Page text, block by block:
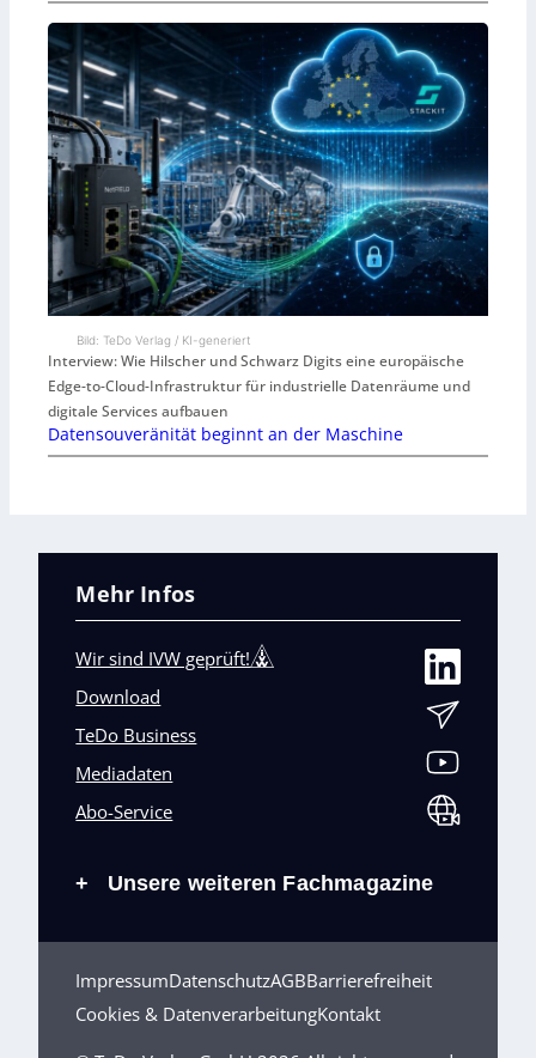
Bild: TeDo Verlag / KI-generiert
Interview: Wie Hilscher und Schwarz Digits eine europäische
Edge-to-Cloud-Infrastruktur für industrielle Datenräume und
digitale Services aufbauen
Datensouveränität beginnt an der Maschine
Mehr Infos
Wir sind IVW geprüft!
Download
TeDo Business
Mediadaten
Abo-Service
+ Unsere weiteren Fachmagazine
ImpressumDatenschutzAGBBarrierefreiheit
Cookies & DatenverarbeitungKontakt